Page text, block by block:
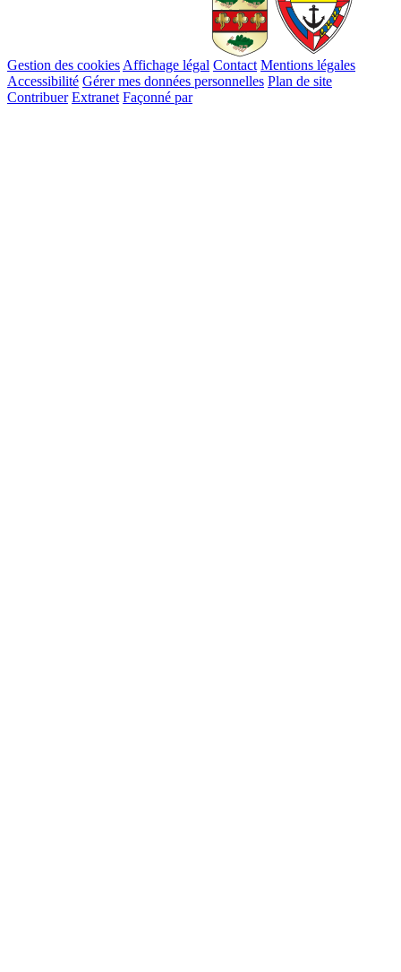
Gestion des cookies Affichage légal Contact Mentions légales
Accessibilité Gérer mes données personnelles Plan de site
Contribuer Extranet Façonné par